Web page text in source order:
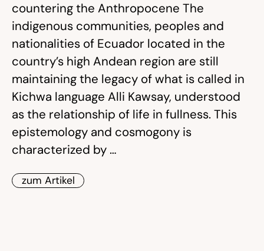
countering the Anthropocene The
indigenous communities, peoples and
nationalities of Ecuador located in the
country’s high Andean region are still
maintaining the legacy of what is called in
Kichwa language Alli Kawsay, understood
as the relationship of life in fullness. This
epistemology and cosmogony is
characterized by …
zum Artikel